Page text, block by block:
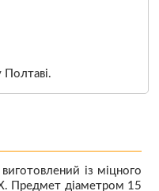
Полтаві.
із міцного
Предмет діаметром 15